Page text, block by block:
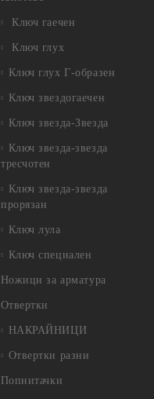
Ключ гаечен
Ключ глух
Ключ глух Г-образен
Ключ звездогаечен
Ключ звезда-Звезда
Ключ звезда-звезда
тресчотен
Ключ звезда-звезда
прорязан
Ключ лула
Ключ специален
Ножици за арматура
Отвертки
НАКРАЙНИЦИ
Отвертки разни
Попнитачки